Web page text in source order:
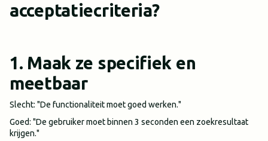
acceptatiecriteria?
1. Maak ze specifiek en
meetbaar
Slecht: "De functionaliteit moet goed werken."
Goed: "De gebruiker moet binnen 3 seconden een zoekresultaat
krijgen."